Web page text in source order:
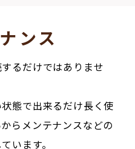
るだけではありませ
態で出来るだけ長く使
らメンテナンスなどの
います。